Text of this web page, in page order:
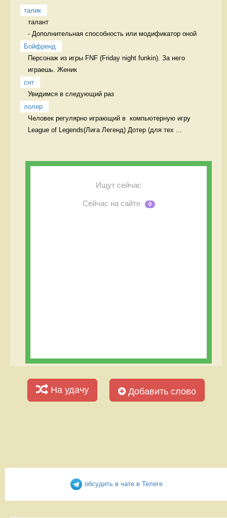
талик
талант
- Дополнительная способность или модификатор оной
Бойфренд
Персонаж из игры FNF (Friday night funkin). За него
играешь. Женик
снт
Увидимся в следующий раз
лолер
Человек регулярно играющий в  компьютерную игру
League of Legends(Лига Легенд) Дотер (для тех ...
Ищут сейчас
Сейчас на сайте 0
На удачу Добавить слово
обсудить в чате в Телеге